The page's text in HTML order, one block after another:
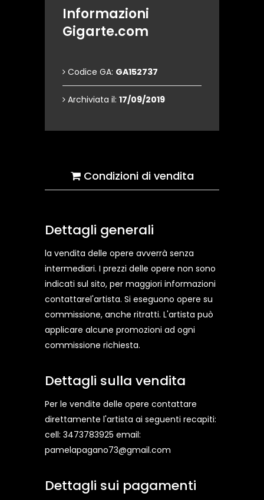
Informazioni
Gigarte.com
Codice GA: GA152737
Archiviata il: 17/09/2019
Condizioni di vendita
Dettagli generali
la vendita delle opere avverrà senza
intermediari. I prezzi delle opere non sono
indicati sul sito, per maggiori informazioni
contattarel'artista. Si eseguono opere su
commissione, anche ritratti. L'artista può
applicare alcune promozioni ad ogni
commissione richiesta.
Dettagli sulla vendita
Per le vendite delle opere contattare
direttamente l'artista ai seguenti recapiti:
cell: 3473783925 email:
pamelapagano73@gmail.com
Dettagli sui pagamenti